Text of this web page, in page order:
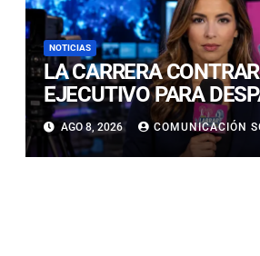
NOTICIAS
LA CARRERA
EJECUTIVO PARA
AGENDA EN
DE NAVIDAD
AGO 8, 2026 COMUNICACIÓN